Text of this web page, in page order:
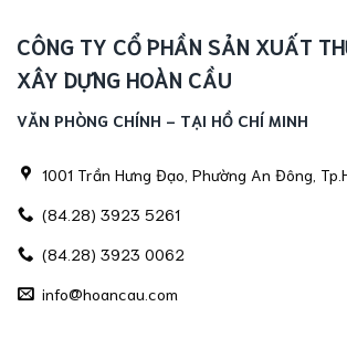
CÔNG TY CỔ PHẦN SẢN XUẤT
XÂY DỰNG HOÀN CẦU
VĂN PHÒNG CHÍNH - TẠI HỒ CHÍ MINH
1001 Trần Hưng Đạo, Phường An Đông,
(84.28) 3923 5261
(84.28) 3923 0062
info@hoancau.com